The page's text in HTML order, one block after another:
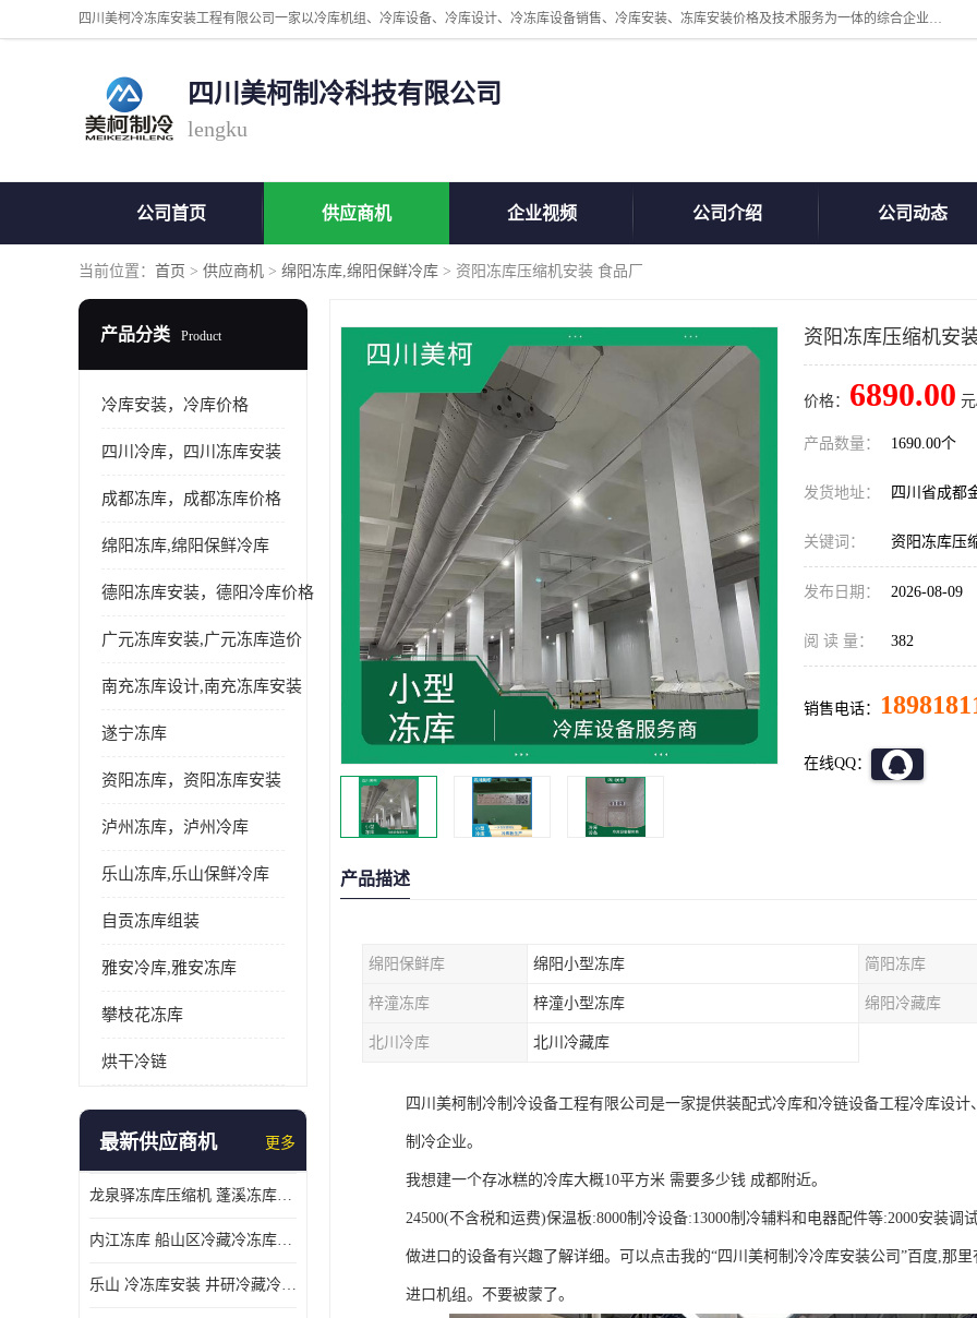
四川美柯冷冻库安装工程有限公司一家以冷库机组、冷库设备、冷库设计、冷冻库设备销售、冷库安装、冻库安装价格及技术服务为一体的综合企业，咨询热线：同等设备材料优惠10% 。公司各种类型安装组合式冷库、冷冻库、冷藏库、气调保鲜库、并提供成套设备供应、安装与调试、维护与维修、技术咨询、操作维修人员技术培训等
四川美柯制冷科技有限公司
lengku
公司首页 供应商机 企业视频 公司介绍 公司动态
当前位置： 首页 > 供应商机 > 绵阳冻库,绵阳保鲜冷库 > 资阳冻库压缩机安装 食品厂
产品分类 Product
冷库安装，冷库价格
四川冷库，四川冻库安装
成都冻库，成都冻库价格
绵阳冻库,绵阳保鲜冷库
德阳冻库安装，德阳冷库价格
广元冻库安装,广元冻库造价
南充冻库设计,南充冻库安装
遂宁冻库
资阳冻库，资阳冻库安装
泸州冻库，泸州冷库
乐山冻库,乐山保鲜冷库
自贡冻库组装
雅安冷库,雅安冻库
攀枝花冻库
烘干冷链
最新供应商机 更多
龙泉驿冻库压缩机 蓬溪冻库冷风机价格
内江冻库 船山区冷藏冷冻库安装
乐山 冷冻库安装 井研冷藏冷冻库设备 报价表
资阳冻库压缩机安
价格： 6890.00
产品数量： 1690.00个
发货地址： 四川省成都
关键词： 资阳冻库压
发布日期： 2026-08-09
阅 读 量： 382
销售电话：
在线QQ：
产品描述
绵阳保鲜库 绵阳小型冻库 简阳冻库
梓潼冻库 梓潼小型冻库 绵阳冷藏库
北川冷库 北川冷藏库
四川美柯制冷制冷设备工程有限公司是一家提供装配式冷库和冷链设备工程冷库设
制冷企业。
我想建一个存冰糕的冷库大概10平方米 需要多少钱 成都附近。
24500(不含税和运费)保温板:8000制冷设备:13000制冷辅料和电器配件等:2000安装调
做进口的设备有兴趣了解详细。可以点击我的“四川美柯制冷冷库安装公司”百度,那
进口机组。不要被蒙了。